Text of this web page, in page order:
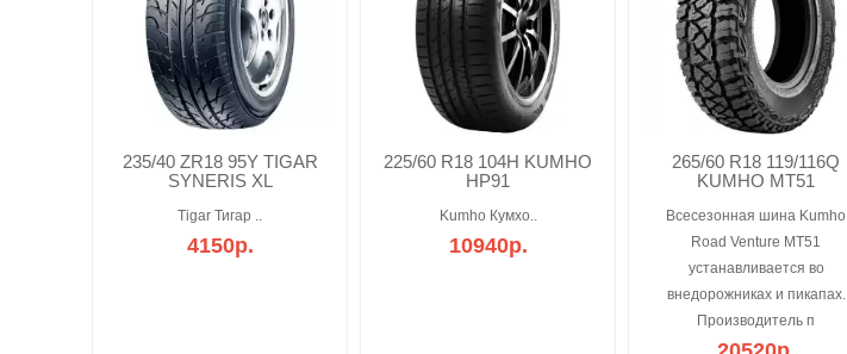
235/40 ZR18 95Y TIGAR
SYNERIS XL
Tigar Тигар ..
4150р.
225/60 R18 104H KUMHO
HP91
Kumho Кумхо..
10940р.
265/60 R18 119/116Q
KUMHO MT51
Всесезонная шина Kumho
Road Venture MT51
устанавливается во
внедорожниках и пикапах.
Производитель п